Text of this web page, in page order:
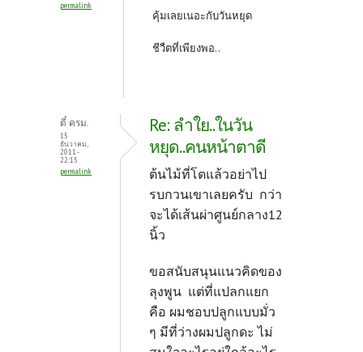
permalink
คุ้มเลยเนอะกับวันหยุด
ชีวืตที่เพียงพอ..
ตี๋ ครม.
15
ธันวาคม,
2011 -
22:15
permalink
Re: ลำใย..ในวัน
หยุด..คนหน้าตาดี
ต้นไม้ที่โตแล้วอย่าไป
รบกวนเขาเลยครับ กว่า
จะได้เส้นผ่าศูนย์กลาง12
นิ้ว
ขอสนับสนุนแนวคิดของ
ลุงพูน แต่ที่แปลกแยก
คือ ผมชอบปลูกแบบมั่ว
ๆ มีที่ว่างผมปลูกดะ ไม่